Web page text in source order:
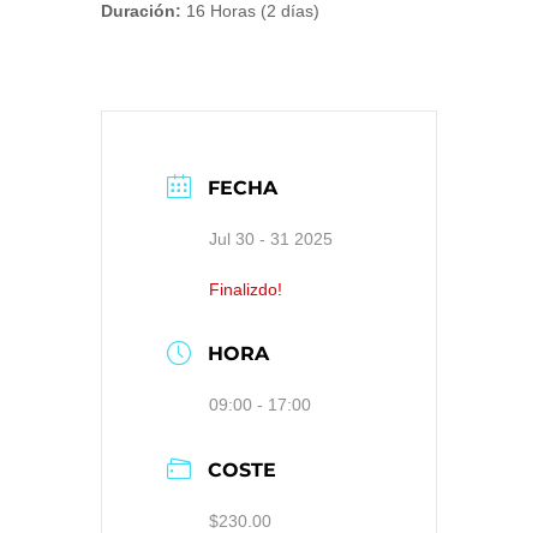
Duración: 16 Horas (2 días)
FECHA
Jul 30 - 31 2025
Finalizdo!
HORA
09:00 - 17:00
COSTE
$230.00